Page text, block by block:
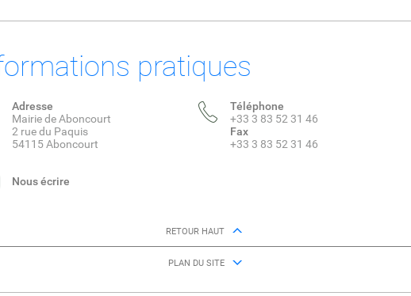
pratiques
Adresse
Mairie de Aboncourt
2 rue du Paquis
54115 Aboncourt
Nous écrire
Téléphone
+33 3 83 52 31 46
Fax
+33 3 83 52 31 46
RETOUR HAUT
PLAN DU SITE